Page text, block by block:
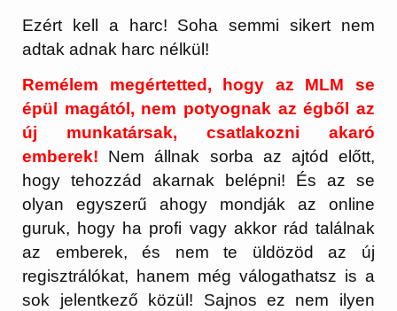
Ezért kell a harc! Soha semmi sikert nem
adtak adnak harc nélkül!
Remélem megértetted, hogy az MLM se
épül magától, nem potyognak az égből az
új munkatársak, csatlakozni akaró
emberek!
Nem állnak sorba az ajtód előtt,
hogy tehozzád akarnak belépni! És az se
olyan egyszerű ahogy mondják az online
guruk, hogy ha profi vagy akkor rád találnak
az emberek, és nem te üldözöd az új
regisztrálókat, hanem még válogathatsz is a
sok jelentkező közül! Sajnos ez nem ilyen